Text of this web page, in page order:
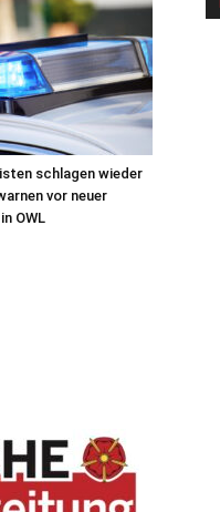
schlagen wieder
vor neuer
OWL